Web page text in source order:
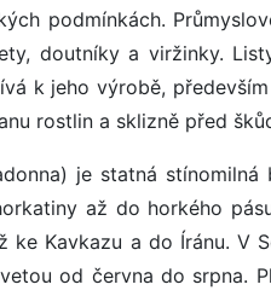
podmínkách.
doutníky a viržinky.
k jeho výrobě,
rostlin a sklizně před
je statná
až do horkého
Kavkazu a do Íránu. V
od června do srpna.